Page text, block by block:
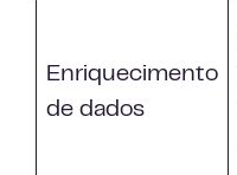
Enriquecimento
de dados